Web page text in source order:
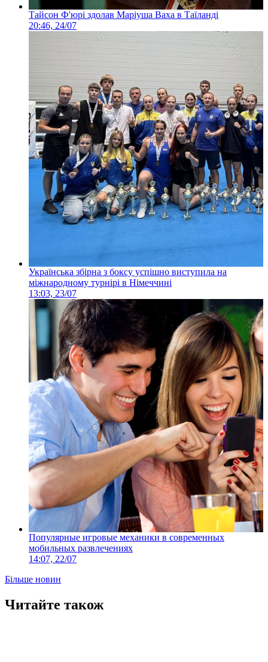
Тайсон Ф'юрі здолав Маріуша Ваха в Таїланді
20:46, 24/07
Українська збірна з боксу успішно виступила на
міжнародному турнірі в Німеччині
13:03, 23/07
Популярные игровые механики в современных
мобильных развлечениях
14:07, 22/07
Більше новин
Читайте також